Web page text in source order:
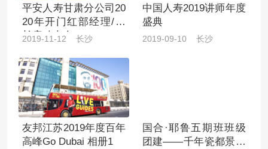
平安人寿甘肃分公司20
20年开门红部经理/课
长启动大会
2019-11-12 长沙
中国人寿2019讲师年度
盛典
2019-09-10 长沙
友邦江苏2019年度百年
高峰Go Dubai 相册1
国合·耶鲁五期班班级
团建——千年瓷都景德